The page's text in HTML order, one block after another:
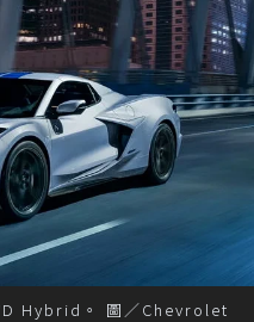
Hybrid。 圖／Chevrolet